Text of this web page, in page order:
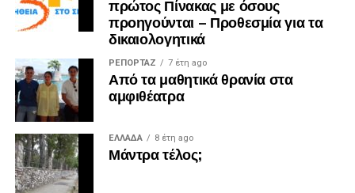
πρώτος Πίνακας με όσους
προηγούνται – Προθεσμία για τα
δικαιολογητικά
ΡΕΠΟΡΤΑΖ 7 έτη ago
Από τα μαθητικά θρανία στα
αμφιθέατρα
ΕΛΛΑΔΑ 8 έτη ago
Μάντρα τέλος;